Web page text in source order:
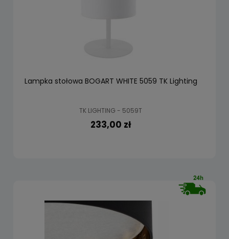
Lampka stołowa BOGART WHITE 5059 TK Lighting
TK LIGHTING - 5059T
233,00 zł